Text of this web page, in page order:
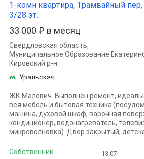
1-комн квартира, Трамвайный
3/28 эт.
33 000 ₽ в месяц
Свердловская область,
Муниципальное Образование
Кировский р-н
Уральская
ЖК Малевич. Выполнен ремонт,
вся мебель и бытовая техника
машина, духовой шкаф, варочная
кондиционер, водонагреватель,
микроволновка). Двор закрытый,
Собственник 13.07